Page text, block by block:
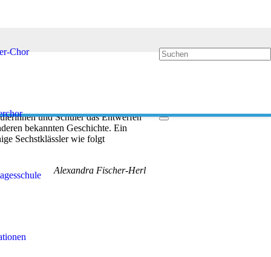
Chor
und Schüler das Entwerfen
bekannten Geschichte. Ein
Sechstklässler wie folgt
Alexandra Fischer-Herl